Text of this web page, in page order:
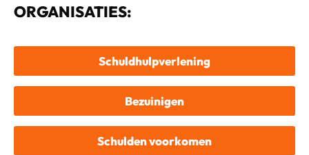
ORGANISATIES:
Schuldhulpverlening
Bezuinigen
Schulden voorkomen